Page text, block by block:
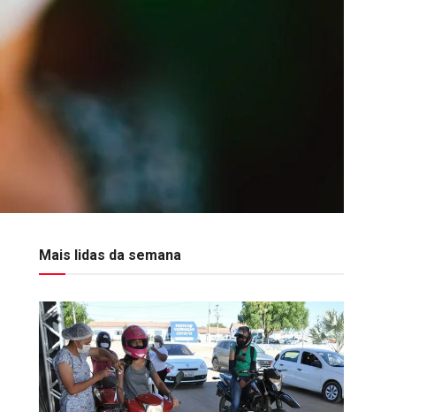
Mais lidas da semana